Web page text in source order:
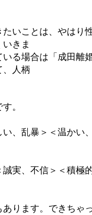
いことは、やはり
きま
る場合は「成田離
、人柄
。
い、乱暴＞＜温かい
誠実、不信＞＜積極
ります。できちゃ